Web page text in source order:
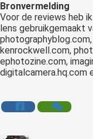
Bronvermelding
Voor de reviews heb
lens gebruikgemaakt
kenrockwell.com,
ephotozine.com,
digitalcamera.hq.com